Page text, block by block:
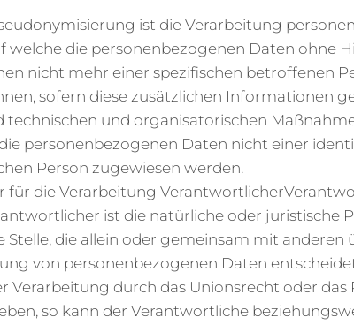
ist die Verarbeitung
welche die personenbezogenen Daten ohne
nicht mehr einer spezifischen betroffenen
sofern diese zusätzlichen Informationen
und organisatorischen
personenbezogenen Daten nicht einer
Person zugewiesen werden.
für die Verarbeitung
ist die natürliche oder juristische
Stelle, die allein oder gemeinsam mit anderen
von personenbezogenen Daten
Verarbeitung durch das Unionsrecht oder das
so kann der Verantwortliche